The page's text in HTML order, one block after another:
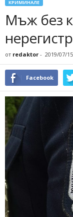
КРИМИНАЛЕ
Мъж без
от redaktor - 2019/07/
Facebook